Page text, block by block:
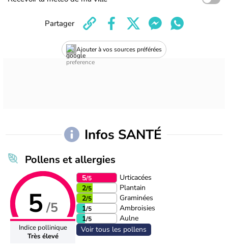
Ajouter à vos sources préférées
Partager
Infos SANTÉ
Pollens et allergies
5 /5
Indice pollinique
Très élevé
5/5
Urticacées
2/5
Plantain
2/5
Graminées
1/5
Ambroisies
1/5
Aulne
Voir tous les pollens